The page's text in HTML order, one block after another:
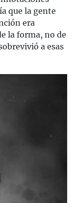
que la gente
era
la forma, no de
a esas